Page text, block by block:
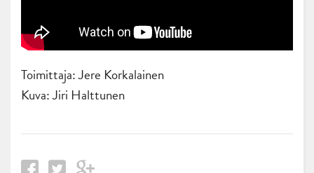
Toimittaja: Jere Korkalainen
Kuva: Jiri Halttunen